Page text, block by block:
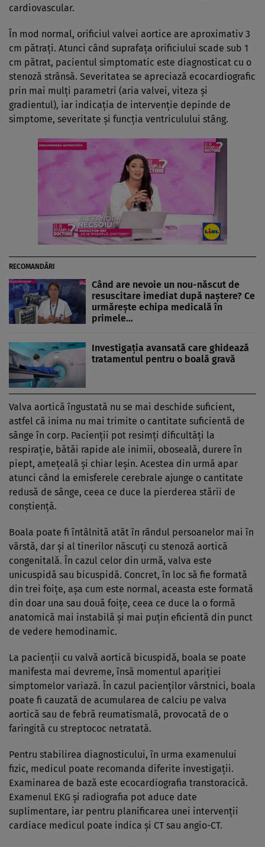
cardiovascular.
În mod normal, orificiul valvei aortice are aproximativ 3
cm pătrați. Atunci când suprafața orificiului scade sub 1
cm pătrat, pacientul simptomatic este diagnosticat cu o
stenoză strânsă. Severitatea se apreciază ecocardiografic
prin mai mulți parametri (aria valvei, viteza și
gradientul), iar indicația de intervenție depinde de
simptome, severitate și funcția ventriculului stâng.
RECOMANDĂRI
Când are nevoie un nou-născut de
resuscitare imediat după naștere? Ce
urmărește echipa medicală în
primele…
Investigația avansată care ghidează
tratamentul pentru o boală gravă
Valva aortică îngustată nu se mai deschide suficient,
astfel că inima nu mai trimite o cantitate suficientă de
sânge în corp. Pacienții pot resimți dificultăți la
respirație, bătăi rapide ale inimii, oboseală, durere în
piept, amețeală și chiar leșin. Acestea din urmă apar
atunci când la emisferele cerebrale ajunge o cantitate
redusă de sânge, ceea ce duce la pierderea stării de
conștiență.
Boala poate fi întâlnită atât în rândul persoanelor mai în
vârstă, dar și al tinerilor născuți cu stenoză aortică
congenitală. În cazul celor din urmă, valva este
unicuspidă sau bicuspidă. Concret, în loc să fie formată
din trei foițe, așa cum este normal, aceasta este formată
din doar una sau două foițe, ceea ce duce la o formă
anatomică mai instabilă și mai puțin eficientă din punct
de vedere hemodinamic.
La pacienții cu valvă aortică bicuspidă, boala se poate
manifesta mai devreme, însă momentul apariției
simptomelor variază. În cazul pacienților vârstnici, boala
poate fi cauzată de acumularea de calciu pe valva
aortică sau de febră reumatismală, provocată de o
faringită cu streptococ netratată.
Pentru stabilirea diagnosticului, în urma examenului
fizic, medicul poate recomanda diferite investigații.
Examinarea de bază este ecocardiografia transtoracică.
Examenul EKG și radiografia pot aduce date
suplimentare, iar pentru planificarea unei intervenții
cardiace medicul poate indica și CT sau angio-CT.